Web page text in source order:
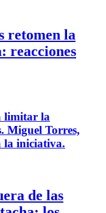
retomen la
reacciones
limitar la
Miguel Torres,
la iniciativa.
de las